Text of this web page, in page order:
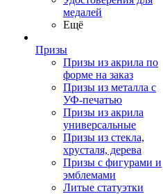
медалей
Ещё
Призы
Призы из акрила по
форме на заказ
Призы из металла с
УФ-печатью
Призы из акрила
универсальные
Призы из стекла,
хрусталя, дерева
Призы с фигурами и
эмблемами
Литые статуэтки